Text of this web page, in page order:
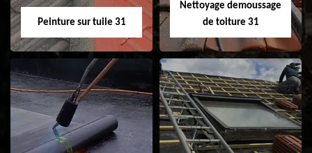
Peinture sur tuile 31
Peinture sur tuile
31
Nettoyage demoussage
de toiture 31
Nettoyage
demoussage de